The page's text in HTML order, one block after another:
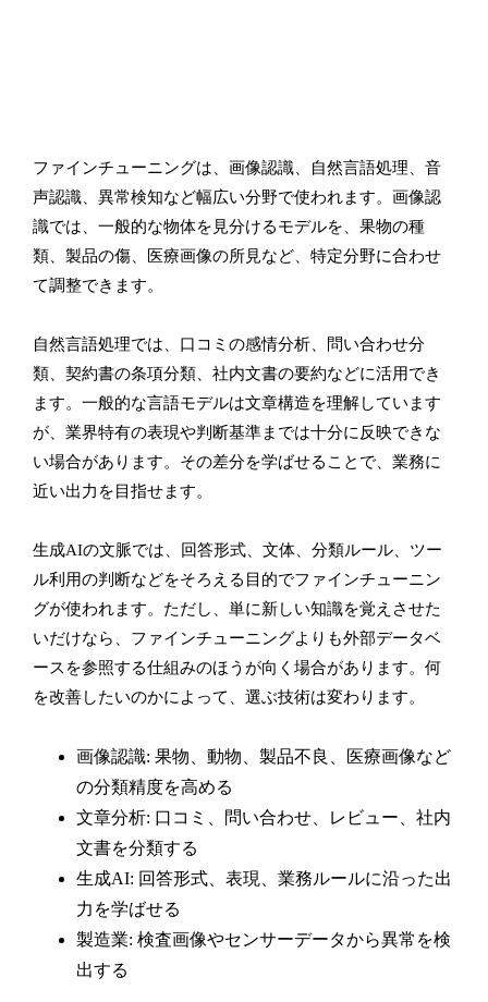
ファインチューニングは、画像認識、自然言語処理、音
声認識、異常検知など幅広い分野で使われます。画像認
識では、一般的な物体を見分けるモデルを、果物の種
類、製品の傷、医療画像の所見など、特定分野に合わせ
て調整できます。
自然言語処理では、口コミの感情分析、問い合わせ分
類、契約書の条項分類、社内文書の要約などに活用でき
ます。一般的な言語モデルは文章構造を理解しています
が、業界特有の表現や判断基準までは十分に反映できな
い場合があります。その差分を学ばせることで、業務に
近い出力を目指せます。
生成AIの文脈では、回答形式、文体、分類ルール、ツー
ル利用の判断などをそろえる目的でファインチューニン
グが使われます。ただし、単に新しい知識を覚えさせた
いだけなら、ファインチューニングよりも外部データベ
ースを参照する仕組みのほうが向く場合があります。何
を改善したいのかによって、選ぶ技術は変わります。
画像認識: 果物、動物、製品不良、医療画像など
の分類精度を高める
文章分析: 口コミ、問い合わせ、レビュー、社内
文書を分類する
生成AI: 回答形式、表現、業務ルールに沿った出
力を学ばせる
製造業: 検査画像やセンサーデータから異常を検
出する